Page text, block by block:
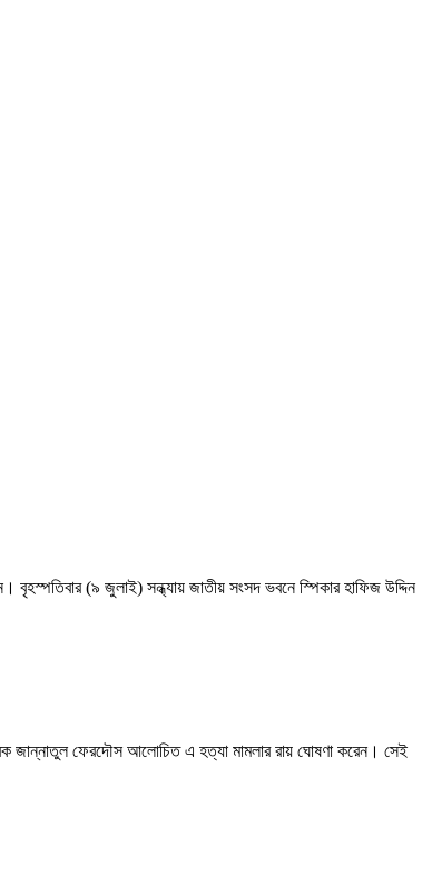
বৃহস্পতিবার (৯ জুলাই) সন্ধ্যায় জাতীয় সংসদ ভবনে স্পিকার হাফিজ উদ্দিন
জান্নাতুল ফেরদৌস আলোচিত এ হত্যা মামলার রায় ঘোষণা করেন। সেই